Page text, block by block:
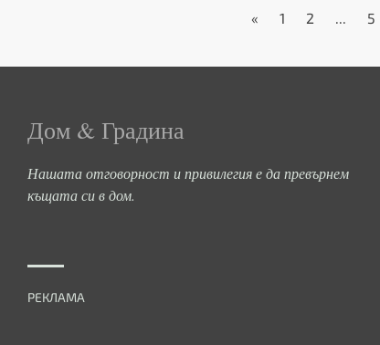
« 1 2 ... 5
Дом & Градина
Нашата отговорност и привилегия е да превърнем
къщата си в дом.
РЕКЛАМА